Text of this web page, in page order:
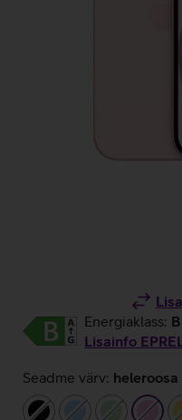
Energiaklass: B
Lisainfo
Seadme värv: heleroosa
must
helesinine